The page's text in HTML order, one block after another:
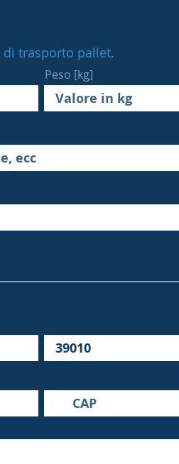
di trasporto pallet.
Peso [kg]